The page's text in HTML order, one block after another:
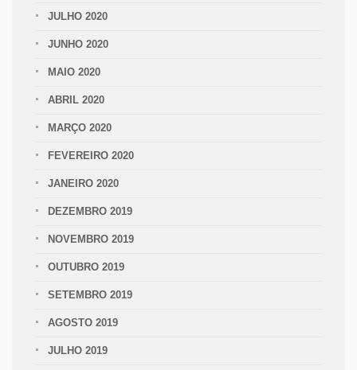
JULHO 2020
JUNHO 2020
MAIO 2020
ABRIL 2020
MARÇO 2020
FEVEREIRO 2020
JANEIRO 2020
DEZEMBRO 2019
NOVEMBRO 2019
OUTUBRO 2019
SETEMBRO 2019
AGOSTO 2019
JULHO 2019